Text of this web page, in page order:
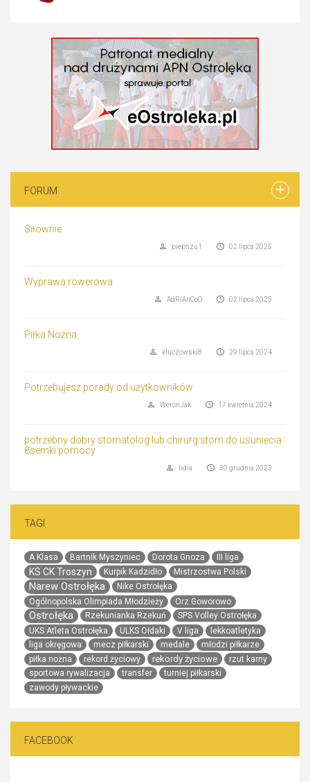
FORUM
Siłownie
02 lipca 2025
piepszu1
Wyprawa rowerowa
02 lipca 2025
AdRiAnOoO
Piłka Nożna
29 lipca 2024
kluczowski8
Potrzebujesz porady od użytkowników
17 kwietnia 2024
WeronJak
potrzebny dobry stomatolog lub chirurg stom do usuniecia
8semki pomocy
30 grudnia 2023
lidia
TAGI
A Klasa Bartnik Myszyniec Dorota Gnoza III liga
KS CK Troszyn Kurpik Kadzidło Mistrzostwa Polski
Narew Ostrołęka
Nike Ostrołęka
Ogólnopolska Olimpiada Młodzieży
Orz Goworowo
Ostrołęka Rzekunianka Rzekuń
SPS Volley Ostrołęka
UKS Atleta Ostrołęka
ULKS Ołdaki V liga
lekkoatletyka
liga okręgowa
mecz piłkarski medale
młodzi piłkarze
piłka nożna
rekord życiowy rekordy życiowe
rzut karny
sportowa rywalizacja
transfer
turniej piłkarski
zawody pływackie
FACEBOOK